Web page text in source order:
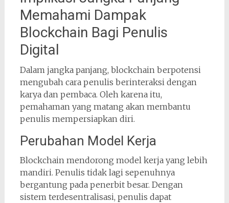
Memahami Dampak
Blockchain Bagi Penulis
Digital
Dalam jangka panjang, blockchain berpotensi
mengubah cara penulis berinteraksi dengan
karya dan pembaca. Oleh karena itu,
pemahaman yang matang akan membantu
penulis mempersiapkan diri.
Perubahan Model Kerja
Blockchain mendorong model kerja yang lebih
mandiri. Penulis tidak lagi sepenuhnya
bergantung pada penerbit besar. Dengan
sistem terdesentralisasi, penulis dapat